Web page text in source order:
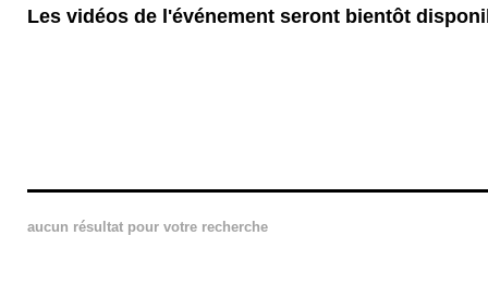
Les vidéos de l'événement seront bientôt
aucun résultat pour votre recherche